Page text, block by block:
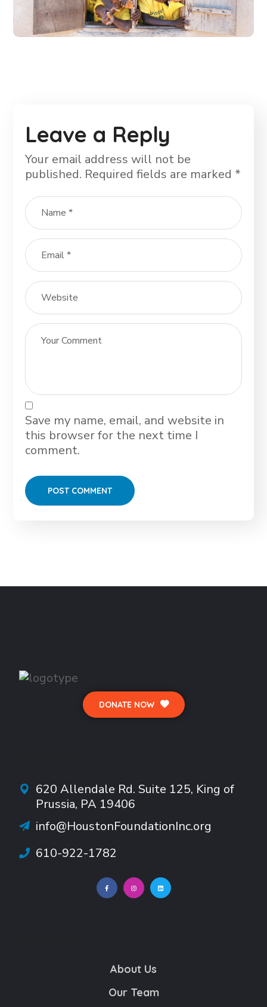
#AFRICA #DONATION
Leave a Reply
Your email address will not be
published. Required fields are marked *
Save my name, email, and website in
this browser for the next time I
comment.
DONATE NOW
620 Allendale Rd.Suite 125, King of
Prussia, PA 19406
info@HoustonFoundationInc.org
610-922-1782
About Us
Our Team